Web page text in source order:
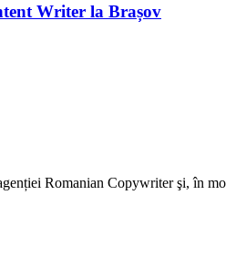
Writer la Brașov
Romanian Copywriter şi, în